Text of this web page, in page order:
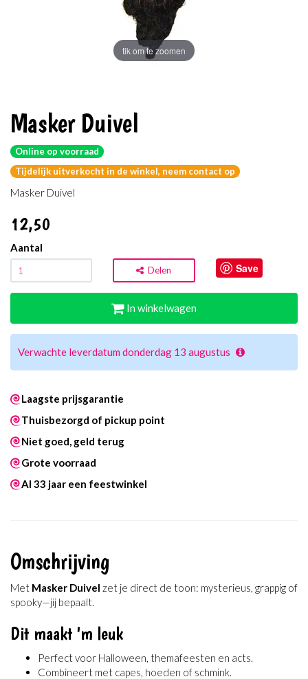
tik om te zoomen
Masker Duivel
Online op voorraad
Tijdelijk uitverkocht in de winkel, neem contact op
Masker Duivel
12,50
Aantal
Delen Save
In winkelwagen
Verwachte leverdatum donderdag 13 augustus
Laagste prijsgarantie
Thuisbezorgd of pickup point
Niet goed, geld terug
Grote voorraad
Al 33 jaar een feestwinkel
Omschrijving
Met Masker Duivel zet je direct de toon: mysterieus, grappig of
spooky—jij bepaalt.
Dit maakt 'm leuk
Perfect voor Halloween, themafeesten en acts.
Combineert met capes, hoeden of schmink.